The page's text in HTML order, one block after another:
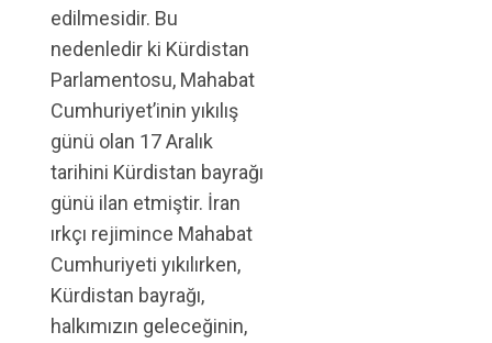
edilmesidir. Bu
nedenledir ki Kürdistan
Parlamentosu, Mahabat
Cumhuriyet’inin yıkılış
günü olan 17 Aralık
tarihini Kürdistan bayrağı
günü ilan etmiştir. İran
ırkçı rejimince Mahabat
Cumhuriyeti yıkılırken,
Kürdistan bayrağı,
halkımızın geleceğinin,